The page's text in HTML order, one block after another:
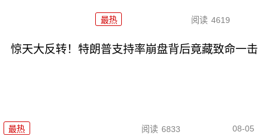
最热 阅读 4619
惊天大反转！特朗普支持率崩盘背后竟藏致命一击
最热 阅读 6833 08-05